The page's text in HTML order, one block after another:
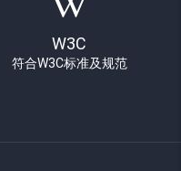
W3C
符合W3C标准及规范